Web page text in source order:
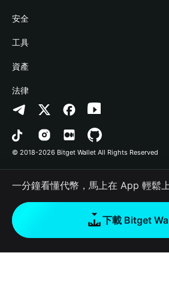
學院
加密資訊
幫助中心
‌聯繫我們
品牌資源
工作機會
Stablecoin Earn
Payfi Crypto
Crypto Swap API
Altcoin Season Index
Prediction Markets
DApp
RWA
如何購買加密貨幣
開發者文件
連接錢包
Bitget Wallet Pay
合作上架
安全
風險保障基金
安全防護技術
工具
快捷買幣
授權檢測
合約檢測
批次轉帳
資產
Arbitrum
Avalanche
Bitcoin
Polygon
法律
隱私協議
用戶使用協議
© 2018-2026 Bitget Wallet All Rights Reserved
一分鐘看懂代幣，馬上在 App 輕鬆
下載 Bitget